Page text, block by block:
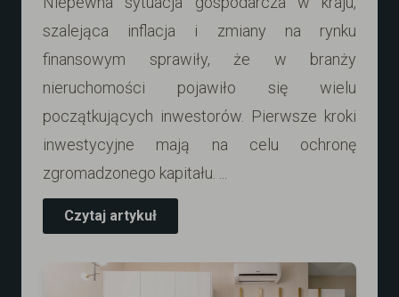
szalejąca inflacja i zmiany na rynku
finansowym sprawiły, że w branży
nieruchomości pojawiło się wielu
początkujących inwestorów. Pierwsze kroki
inwestycyjne mają na celu ochronę
zgromadzonego kapitału. ...
Czytaj artykuł